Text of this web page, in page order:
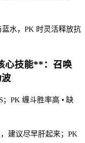
水，PK 时灵活释放抗
心技能**：召唤
；PK 缠斗胜率高 • 缺
建议尽早肝起来；PK